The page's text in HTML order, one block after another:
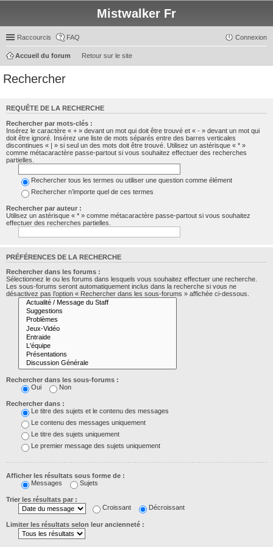
Mistwalker Fr
Raccourcis FAQ Connexion
Retour sur le site
Accueil du forum
Rechercher
REQUÊTE DE LA RECHERCHE
Rechercher par mots-clés :
Insérez le caractère « + » devant un mot qui doit être trouvé et « - » devant un mot qui
doit être ignoré. Insérez une liste de mots séparés entre des barres verticales
discontinues « | » si seul un des mots doit être trouvé. Utilisez un astérisque « * »
comme métacaractère passe-partout si vous souhaitez effectuer des recherches
partielles.
Rechercher tous les termes ou utiliser une question comme élément
Rechercher n’importe quel de ces termes
Rechercher par auteur :
Utilisez un astérisque « * » comme métacaractère passe-partout si vous souhaitez
effectuer des recherches partielles.
PRÉFÉRENCES DE LA RECHERCHE
Rechercher dans les forums :
Sélectionnez le ou les forums dans lesquels vous souhaitez effectuer une recherche.
Les sous-forums seront automatiquement inclus dans la recherche si vous ne
désactivez pas l’option « Rechercher dans les sous-forums » affichée ci-dessous.
Rechercher dans les sous-forums :
Oui
Non
Rechercher dans :
Le titre des sujets et le contenu des messages
Le contenu des messages uniquement
Le titre des sujets uniquement
Le premier message des sujets uniquement
Afficher les résultats sous forme de :
Messages
Sujets
Trier les résultats par :
Croissant
Décroissant
Limiter les résultats selon leur ancienneté :